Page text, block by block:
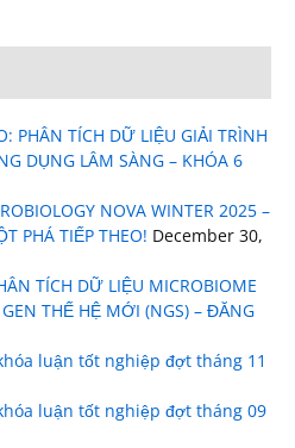
PHÂN TÍCH DỮ LIỆU GIẢI TRÌNH
DỤNG LÂM SÀNG – KHÓA 6
NOVA WINTER 2025 –
PHÁ TIẾP THEO! December 30,
TÍCH DỮ LIỆU MICROBIOME
THẾ HỆ MỚI (NGS) – ĐĂNG
luận tốt nghiệp đợt tháng 11
luận tốt nghiệp đợt tháng 09